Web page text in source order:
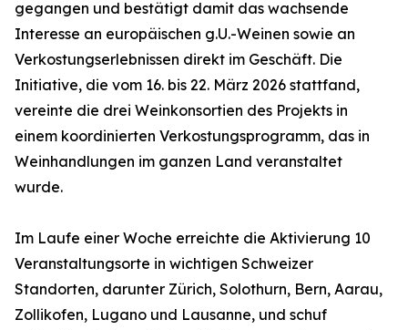
gegangen und bestätigt damit das wachsende
Interesse an europäischen g.U.-Weinen sowie an
Verkostungserlebnissen direkt im Geschäft. Die
Initiative, die vom 16. bis 22. März 2026 stattfand,
vereinte die drei Weinkonsortien des Projekts in
einem koordinierten Verkostungsprogramm, das in
Weinhandlungen im ganzen Land veranstaltet
wurde.
Im Laufe einer Woche erreichte die Aktivierung 10
Veranstaltungsorte in wichtigen Schweizer
Standorten, darunter Zürich, Solothurn, Bern, Aarau,
Zollikofen, Lugano und Lausanne, und schuf